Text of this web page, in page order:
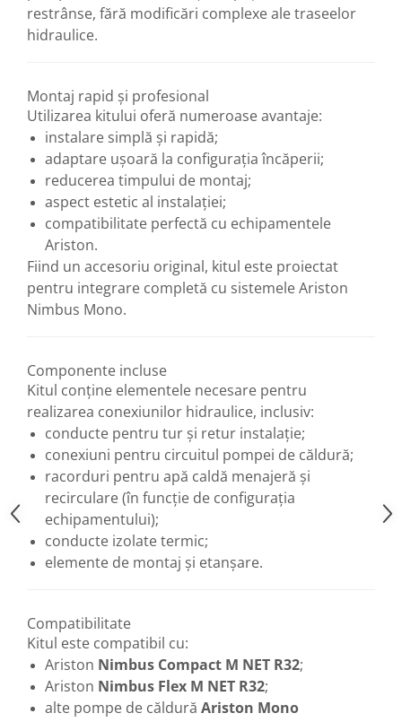
restrânse, fără modificări complexe ale traseelor
hidraulice.
Montaj rapid și profesional
Utilizarea kitului oferă numeroase avantaje:
instalare simplă și rapidă;
adaptare ușoară la configurația încăperii;
reducerea timpului de montaj;
aspect estetic al instalației;
compatibilitate perfectă cu echipamentele
Ariston.
Fiind un accesoriu original, kitul este proiectat
pentru integrare completă cu sistemele Ariston
Nimbus Mono.
Componente incluse
Kitul conține elementele necesare pentru
realizarea conexiunilor hidraulice, inclusiv:
conducte pentru tur și retur instalație;
conexiuni pentru circuitul pompei de căldură;
racorduri pentru apă caldă menajeră și
recirculare (în funcție de configurația
echipamentului);
conducte izolate termic;
elemente de montaj și etanșare.
Compatibilitate
Kitul este compatibil cu:
Ariston Nimbus Compact M NET R32;
Ariston Nimbus Flex M NET R32;
alte pompe de căldură Ariston Mono